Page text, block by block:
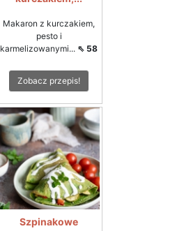
Makaron z kurczakiem,
pesto i
karmelizowanymi... ⇖ 58
Zobacz przepis!
Szpinakowe